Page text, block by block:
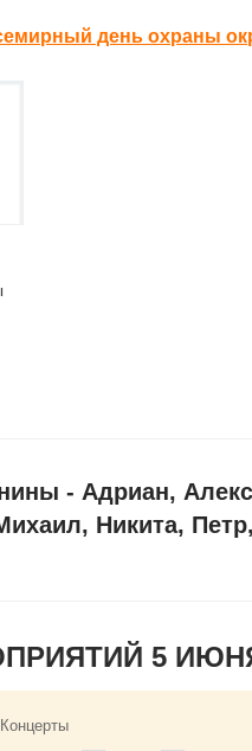
день охраны
- Адриан,
Никита,
5
Концерты